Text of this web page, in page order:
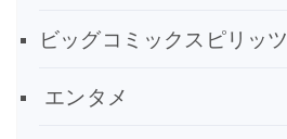
ビッグコミックスピリッツ
エンタメ